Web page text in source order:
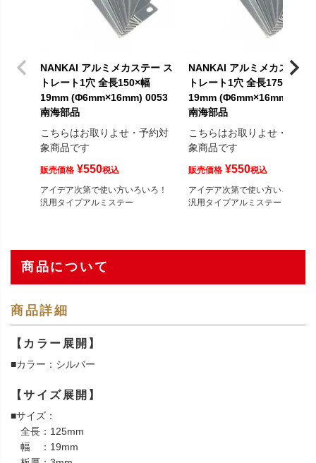
NANKAI アルミメカステー ス
トレート1穴 全長150×幅
19mm (Φ6mm×16mm) 0053
南海部品
こちらはお取りよせ・予約対
象商品です
販売価格 ¥550税込
アイデア次第で使い方いろいろ！
汎用タイプアルミステー
NANKAI アルミメカステー
トレート1穴 全長175×幅
19mm (Φ6mm×16mm) 0054
南海部品
こちらはお取りよせ・予約対
象商品です
販売価格 ¥550税込
アイデア次第で使い方いろいろ！
汎用タイプアルミステー
商品について
商品詳細
【カラー展開】
■カラー：シルバー
【サイズ展開】
■サイズ：
全長：125mm
幅 ：19mm